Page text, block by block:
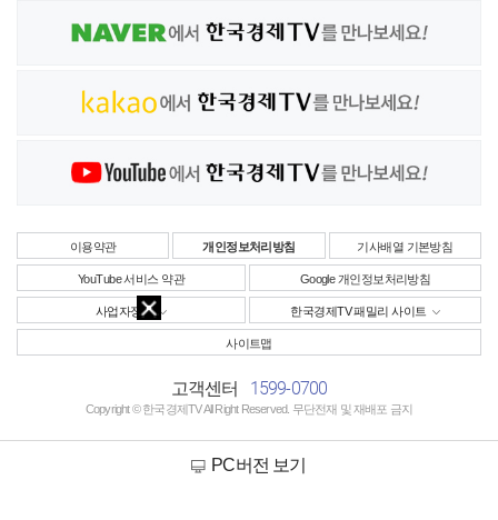
이용약관 개인정보처리방침 기사배열 기본방침
YouTube 서비스 약관 Google 개인정보처리방침
사업자정보 한국경제TV 패밀리 사이트
사이트맵
고객센터 1599-0700
Copyright © 한국경제TV All Right Reserved. 무단전재 및 재배포 금지
PC버전 보기